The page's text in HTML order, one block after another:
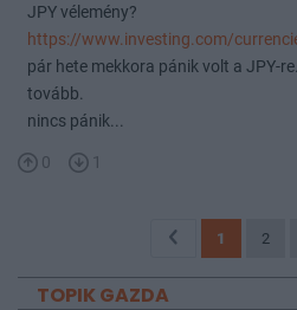
JPY vélemény?
https://www.investing.com/
pár hete mekkora pánik volt a JPY-
tovább.
nincs pánik...
0 1
1 2
TOPIK GAZDA